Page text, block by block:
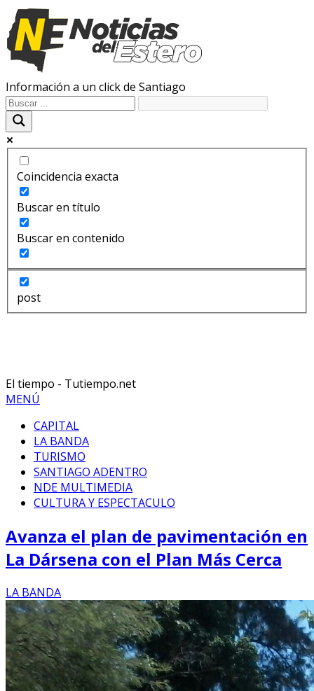
Información a un click de Santiago
Coincidencia exacta
Buscar en título
Buscar en contenido
post
El tiempo - Tutiempo.net
MENÚ
CAPITAL
LA BANDA
TURISMO
SANTIAGO ADENTRO
NDE MULTIMEDIA
CULTURA Y ESPECTACULO
Avanza el plan de pavimentación en
La Dársena con el Plan Más Cerca
LA BANDA